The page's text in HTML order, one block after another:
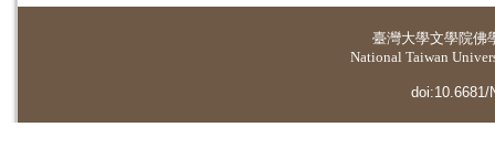
臺灣大學文學院佛
National Taiwan
doi:10.6681/